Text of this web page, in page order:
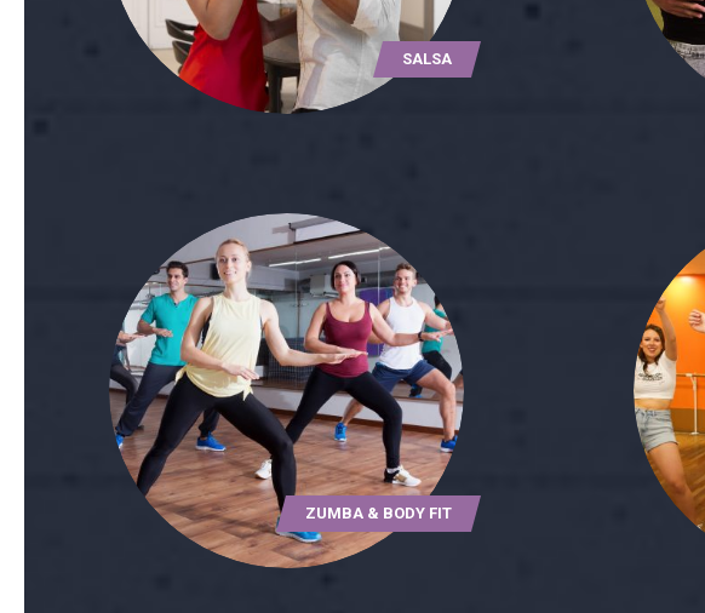
SALSA
ZUMBA & BODY FIT